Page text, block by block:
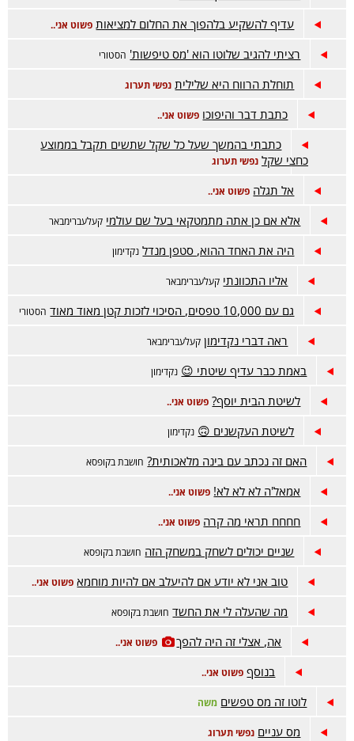
עדיף להשקיע בלהפוך את החלום למציאות פשוט אני..
רציתי להגיב שלוטו הוא 'מס טיפשות' הסטורי
תוחלת הרווח היא שלילית נפשי תערוג
כתבת דבר והיפוכו פשוט אני..
כתבתי בהמשך שעל כל שקל שתשים תקבל בממוצע
כחצי שקל נפשי תערוג
אל תגלה פשוט אני..
אלא אם כן אתה מתמטקאי בעל שם עולמי קעלעברימבאר
היה את האחד ההוא, סטפן מנדל נקדימון
אליו התכוונתי קעלעברימבאר
גם עם 10,000 טפסים, הסיכוי לזכות קטן מאוד מאוד הסטורי
ראה דברי נקדימון קעלעברימבאר
באמת כבר עדיף שיטתי 😉 נקדימון
לשיטת הבית יוסף? פשוט אני..
לשיטת העקשנים 🙃 נקדימון
האם זה נכתב עם בינה מלאכותית? חושבת בקופסא
אמאל'ה לא לא לא! פשוט אני..
חחחח תראי מה קרה פשוט אני..
שניים יכולים לשחק במשחק הזה חושבת בקופסא
טוב אני לא יודע אם להיעלב אם להיות מוחמא פשוט אני..
מה שהעלה לי את החשד חושבת בקופסא
אה, אצלי זה היה להפך פשוט אני..
בנוסף פשוט אני..
לוטו זה מס טפשים משה
מס עניים נפשי תערוג